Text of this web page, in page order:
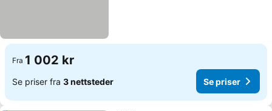
Fra 1 002 kr
Se priser fra 3 nettsteder Se priser